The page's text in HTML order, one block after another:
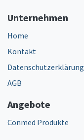
Unternehmen
Home
Kontakt
Datenschutzerklärung
AGB
Angebote
Conmed Produkte